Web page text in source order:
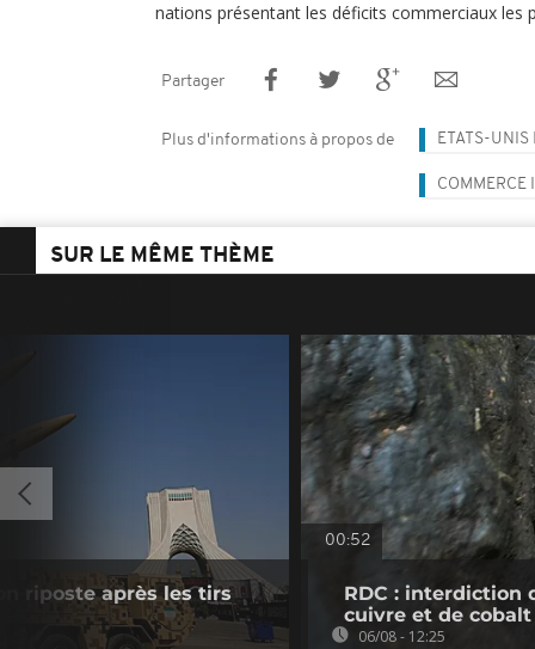
nations présentant les déficits commerciaux les
Partager
Plus d'informations à propos de ETATS-UNIS
COMMERCE
SUR LE MÊME THÈME
riposte après les tirs
00:52
RDC : interdiction
cuivre et de cobalt
06/08 - 12:25